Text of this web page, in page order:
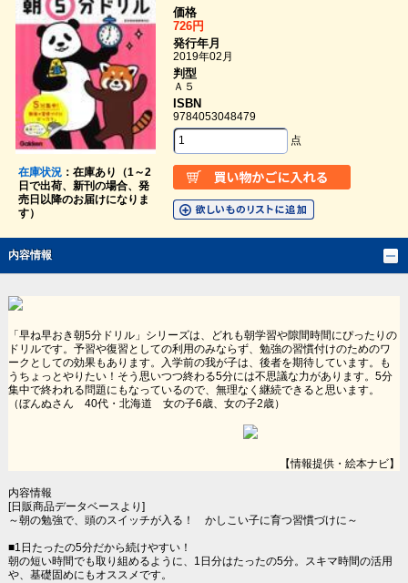
在庫状況：在庫あり（1～2
日で出荷、新刊の場合、発
売日以降のお届けになりま
す）
価格
726円
発行年月
2019年02月
判型
Ａ５
ISBN
9784053048479
点
内容情報
「早ね早おき朝5分ドリル」シリーズは、どれも朝学習や隙間時間にぴったりの
ドリルです。予習や復習としての利用のみならず、勉強の習慣付けのためのワ
ークとしての効果もあります。入学前の我が子は、後者を期待しています。も
うちょっとやりたい！そう思いつつ終わる5分には不思議な力があります。5分
集中で終われる問題にもなっているので、無理なく継続できると思います。
（ぼんぬさん 40代・北海道 女の子6歳、女の子2歳）
【情報提供・絵本ナビ】
内容情報
[日販商品データベースより]
～朝の勉強で、頭のスイッチが入る！ かしこい子に育つ習慣づけに～
■1日たったの5分だから続けやすい！
朝の短い時間でも取り組めるように、1日分はたったの5分。スキマ時間の活用
や、基礎固めにもオススメです。